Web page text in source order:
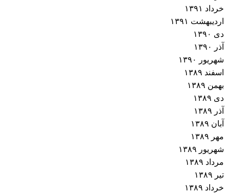
خرداد ۱۳۹۱
اردیبهشت ۱۳۹۱
دی ۱۳۹۰
آذر ۱۳۹۰
شهریور ۱۳۹۰
اسفند ۱۳۸۹
بهمن ۱۳۸۹
دی ۱۳۸۹
آذر ۱۳۸۹
آبان ۱۳۸۹
مهر ۱۳۸۹
شهریور ۱۳۸۹
مرداد ۱۳۸۹
تیر ۱۳۸۹
خرداد ۱۳۸۹